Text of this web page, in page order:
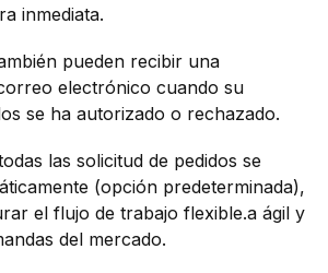
inmediata.
pueden recibir una
electrónico cuando su
se ha autorizado o rechazado.
las solicitud de pedidos se
(opción predeterminada),
el flujo de trabajo flexible.a ágil y
del mercado.